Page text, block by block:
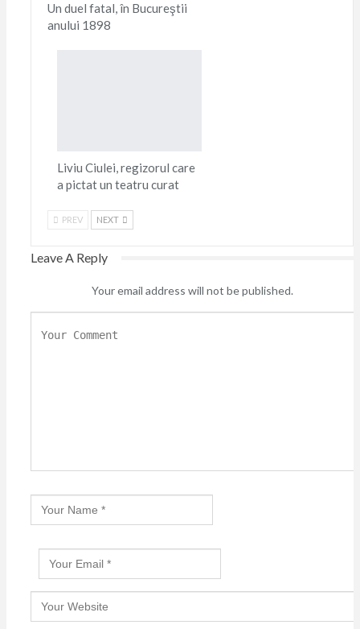
Un duel fatal, în Bucureştii
anului 1898
Liviu Ciulei, regizorul care
a pictat un teatru curat
PREV NEXT
Leave A Reply
Your email address will not be published.